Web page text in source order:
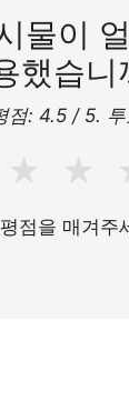
물이
했습니
점: 4.5 / 5. 투
★ ★
평점을 매겨주